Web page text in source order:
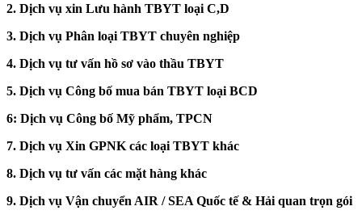
2. Dịch vụ xin Lưu hành TBYT loại C,D
3. Dịch vụ Phân loại TBYT chuyên nghiệp
4. Dịch vụ tư vấn hồ sơ vào thầu TBYT
5. Dịch vụ Công bố mua bán TBYT loại BCD
6: Dịch vụ Công bố Mỹ phẩm, TPCN
7. Dịch vụ Xin GPNK các loại TBYT khác
8. Dịch vụ tư vấn các mặt hàng khác
9. Dịch vụ Vận chuyển AIR / SEA Quốc tế & Hải quan trọn gói